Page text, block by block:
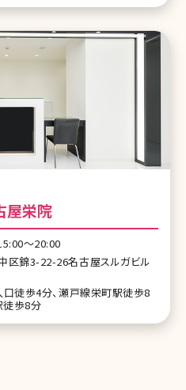
屋栄院
～20:00
区錦3-22-26名古屋スルガビル
徒歩4分、瀬戸線栄町駅徒歩8
徒歩8分